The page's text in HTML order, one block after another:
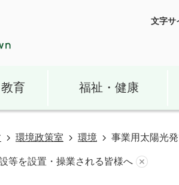
文字サ
育 福祉・健康
環境政策室 環境 事業用太陽光
等を設置・操業される皆様へ